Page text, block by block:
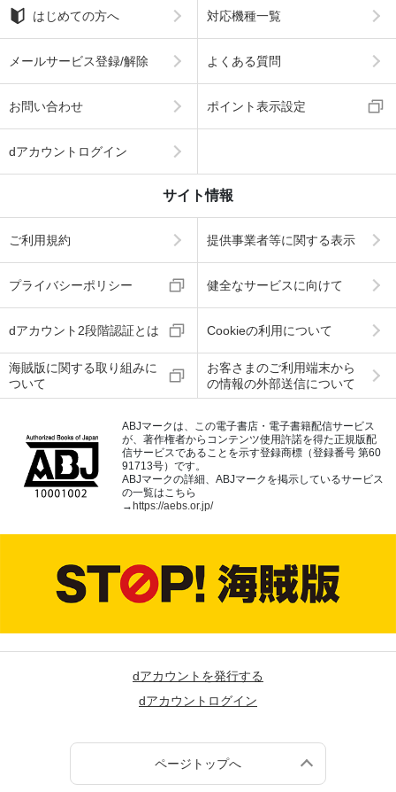
はじめての方へ 対応機種一覧
メールサービス登録/解除 よくある質問
お問い合わせ ポイント表示設定
dアカウントログイン
サイト情報
ご利用規約 提供事業者等に関する表示
プライバシーポリシー 健全なサービスに向けて
dアカウント2段階認証とは Cookieの利用について
海賊版に関する取り組みに
ついて
お客さまのご利用端末から
の情報の外部送信について
ABJマークは、この電子書店・電子書籍配信サービス
が、著作権者からコンテンツ使用許諾を得た正規版配
信サービスであることを示す登録商標（登録番号 第60
91713号）です。
ABJマークの詳細、ABJマークを掲示しているサービス
の一覧はこちら
→https://aebs.or.jp/
dアカウントを発行する
dアカウントログイン
ページトップへ